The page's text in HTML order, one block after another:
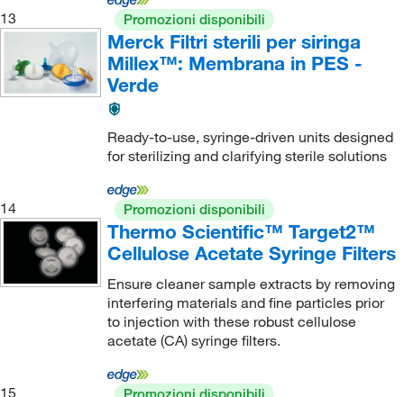
13 Promozioni disponibili
Merck Filtri sterili per siringa
Millex™: Membrana in PES -
Verde
Ready-to-use, syringe-driven units designed
for sterilizing and clarifying sterile solutions
14 Promozioni disponibili
Thermo Scientific™ Target2™
Cellulose Acetate Syringe Filters
Ensure cleaner sample extracts by removing
interfering materials and fine particles prior
to injection with these robust cellulose
acetate (CA) syringe filters.
15